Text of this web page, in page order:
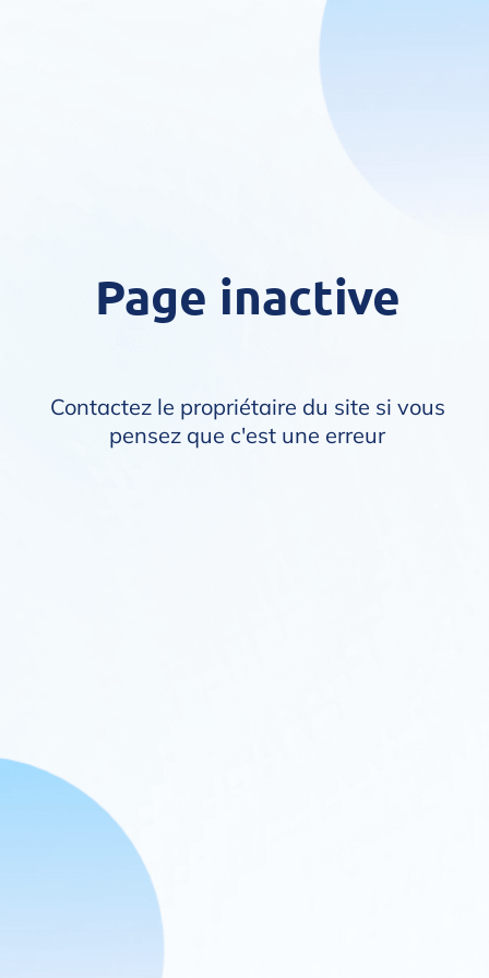
Page inactive
Contactez le propriétaire du site si vous
pensez que c'est une erreur